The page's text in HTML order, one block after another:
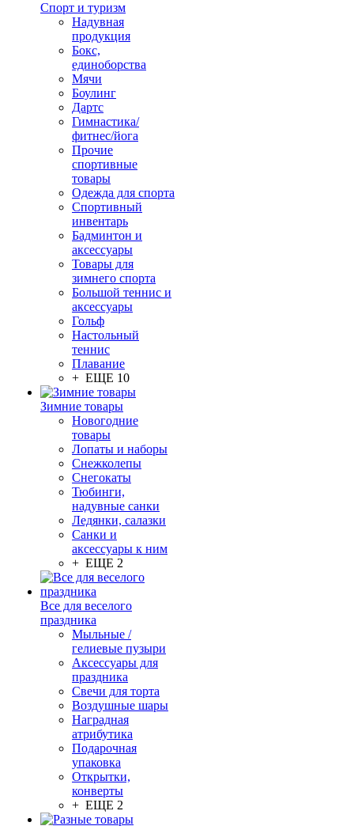
Спорт и туризм
Надувная
продукция
Бокс,
единоборства
Мячи
Боулинг
Дартс
Гимнастика/
фитнес/йога
Прочие
спортивные
товары
Одежда для спорта
Спортивный
инвентарь
Бадминтон и
аксессуары
Товары для
зимнего спорта
Большой теннис и
аксессуары
Гольф
Настольный
теннис
Плавание
+ ЕЩЕ 10
Зимние товары
Новогодние
товары
Лопаты и наборы
Снежколепы
Снегокаты
Тюбинги,
надувные санки
Ледянки, салазки
Санки и
аксессуары к ним
+ ЕЩЕ 2
Все для веселого
праздника
Мыльные /
гелиевые пузыри
Аксессуары для
праздника
Свечи для торта
Воздушные шары
Наградная
атрибутика
Подарочная
упаковка
Открытки,
конверты
+ ЕЩЕ 2